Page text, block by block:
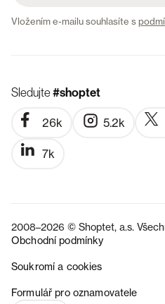
Vložením e-mailu souhlasíte s
Sledujte#shoptet
26k 5.2k
7k
2008–2026 © Shoptet, a.s.
Obchodní podmínky
Soukromí a cookies
Formulář pro oznamovatele